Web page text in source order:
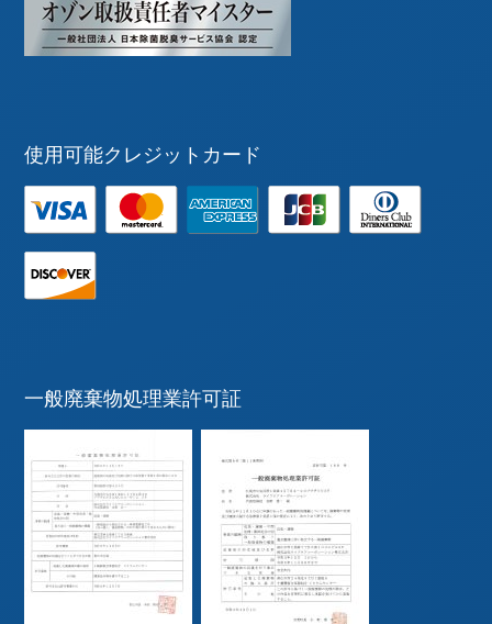
使用可能クレジットカード
一般廃棄物処理業許可証